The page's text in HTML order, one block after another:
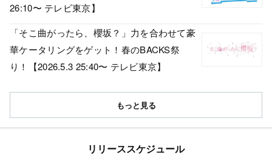
26:10〜 テレビ東京】
「そこ曲がったら、櫻坂？」力を合わせて豪
華ケータリングをゲット！春のBACKS祭
り！【2026.5.3 25:40〜 テレビ東京】
もっと見る
リリーススケジュール